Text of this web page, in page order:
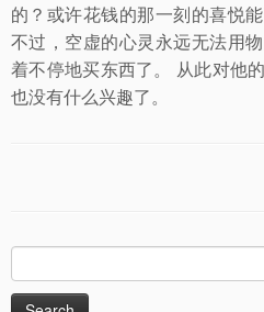
的？或许花钱的那一刻的喜悦
不过，空虚的心灵永远无法用
着不停地买东西了。 从此对他
也没有什么兴趣了。
for: